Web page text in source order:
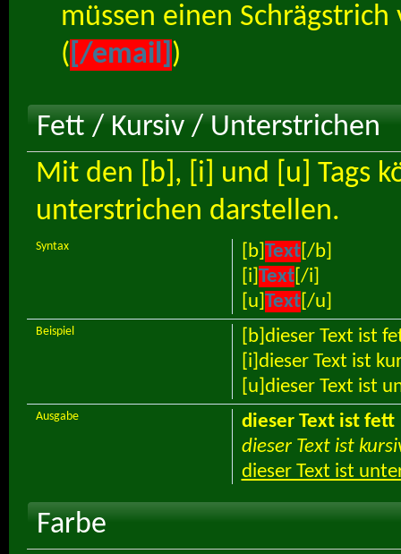
müssen einen
( [/email] )
Fett / Kursiv / Unterstrichen
Mit den [b], [i] und [u] Tags
unterstrichen darstellen.
[b] Text[/b]
[i] Text[/i]
[u] Text[/u]
Syntax
[b]dieser Text ist
[i]dieser Text ist
[u]dieser Text ist
Beispiel
dieser Text ist fett
dieser Text ist
dieser Text ist
Ausgabe
Farbe